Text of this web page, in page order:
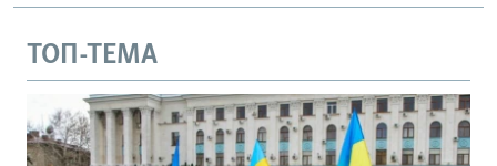
ТОП-ТЕМА